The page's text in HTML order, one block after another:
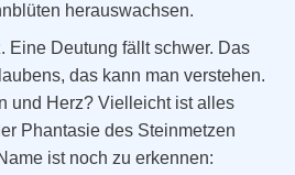
herauswachsen.
Eine Deutung fällt schwer. Das
das kann man verstehen.
und Herz? Vielleicht ist alles
Phantasie des Steinmetzen
ist noch zu erkennen: